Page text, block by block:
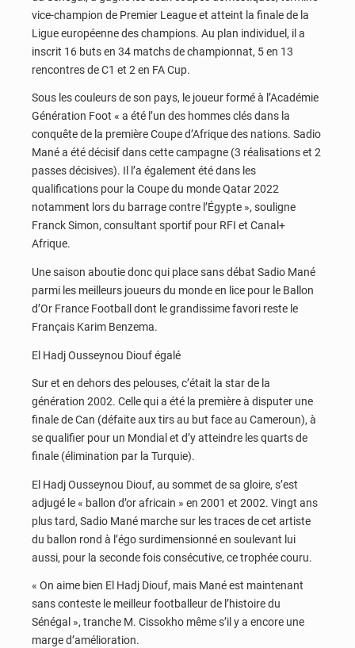
vice-champion de Premier League et atteint la finale de la
Ligue européenne des champions. Au plan individuel, il a
inscrit 16 buts en 34 matchs de championnat, 5 en 13
rencontres de C1 et 2 en FA Cup.
Sous les couleurs de son pays, le joueur formé à l’Académie
Génération Foot « a été l’un des hommes clés dans la
conquête de la première Coupe d’Afrique des nations. Sadio
Mané a été décisif dans cette campagne (3 réalisations et 2
passes décisives). Il l’a également été dans les
qualifications pour la Coupe du monde Qatar 2022
notamment lors du barrage contre l’Égypte », souligne
Franck Simon, consultant sportif pour RFI et Canal+
Afrique.
Une saison aboutie donc qui place sans débat Sadio Mané
parmi les meilleurs joueurs du monde en lice pour le Ballon
d’Or France Football dont le grandissime favori reste le
Français Karim Benzema.
El Hadj Ousseynou Diouf égalé
Sur et en dehors des pelouses, c’était la star de la
génération 2002. Celle qui a été la première à disputer une
finale de Can (défaite aux tirs au but face au Cameroun), à
se qualifier pour un Mondial et d’y atteindre les quarts de
finale (élimination par la Turquie).
El Hadj Ousseynou Diouf, au sommet de sa gloire, s’est
adjugé le « ballon d’or africain » en 2001 et 2002. Vingt ans
plus tard, Sadio Mané marche sur les traces de cet artiste
du ballon rond à l’égo surdimensionné en soulevant lui
aussi, pour la seconde fois consécutive, ce trophée couru.
« On aime bien El Hadj Diouf, mais Mané est maintenant
sans conteste le meilleur footballeur de l’histoire du
Sénégal », tranche M. Cissokho même s’il y a encore une
marge d’amélioration.